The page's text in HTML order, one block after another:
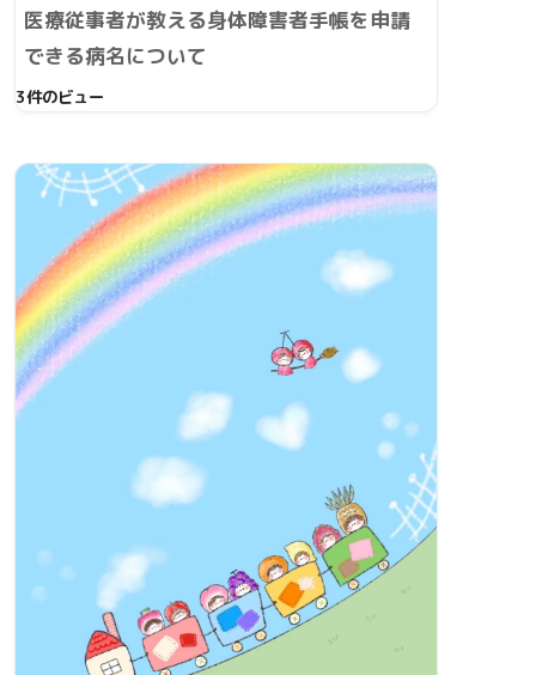
医療従事者が教える身体障害者手帳を申請
できる病名について
3件のビュー